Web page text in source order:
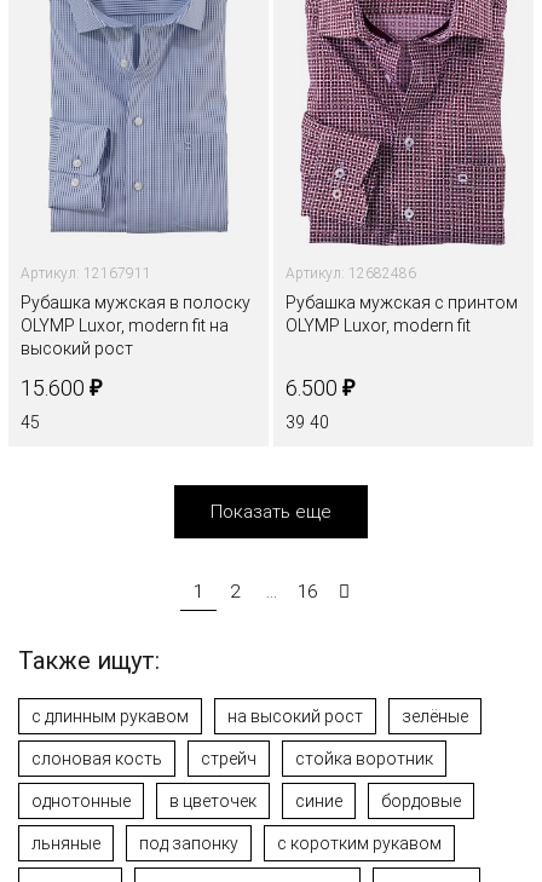
Артикул: 12167911
Рубашка мужская в полоску
OLYMP Luxor, modern fit на
высокий рост
15.600 ₽
45
Артикул: 12682486
Рубашка мужская с принтом
OLYMP Luxor, modern fit
6.500 ₽
39 40
Показать еще
1 2 ... 16
Также ищут:
с длинным рукавом на высокий рост зелёные
слоновая кость стрейч стойка воротник
однотонные в цветочек синие бордовые
льняные под запонку с коротким рукавом